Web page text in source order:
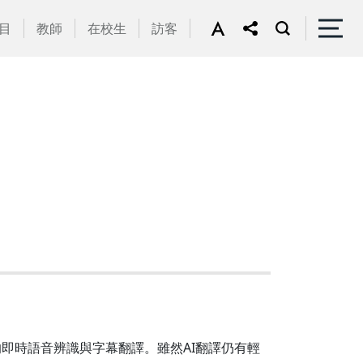
教師 在校生 訪客
時語音辨識與字幕翻譯。雖然AI翻譯仍有輕